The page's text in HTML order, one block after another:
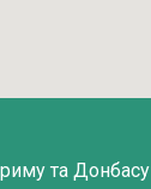
та Донбасу